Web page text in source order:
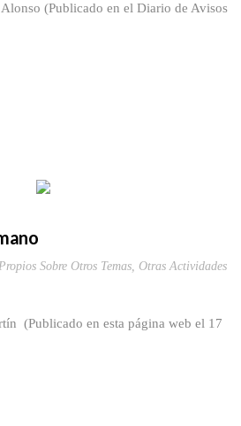
(Publicado en el Diario de Avisos
Sobre Otros Temas, Otras Actividades
(Publicado en esta página web el 17